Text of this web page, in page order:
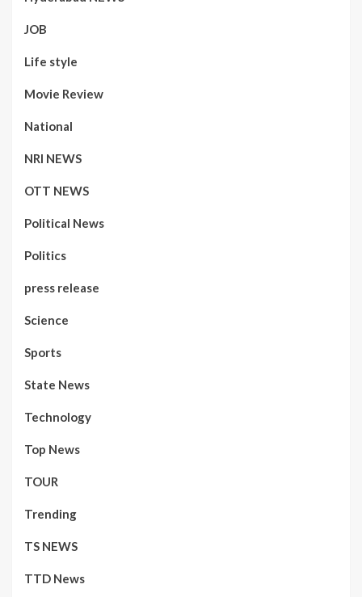
JOB
Life style
Movie Review
National
NRI NEWS
OTT NEWS
Political News
Politics
press release
Science
Sports
State News
Technology
Top News
TOUR
Trending
TS NEWS
TTD News